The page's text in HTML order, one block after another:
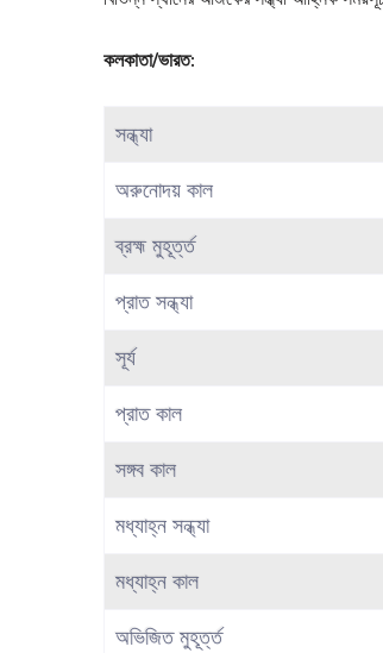
কলকাতা/ভারত:
সন্ধ্যা
অরুনোদয় কাল
ব্রহ্ম মুহূর্ত্ত
প্রাত সন্ধ্যা
সূর্য
প্রাত কাল
সঙ্গব কাল
মধ্যাহ্ন সন্ধ্যা
মধ্যাহ্ন কাল
অভিজিত মুহূর্ত্ত